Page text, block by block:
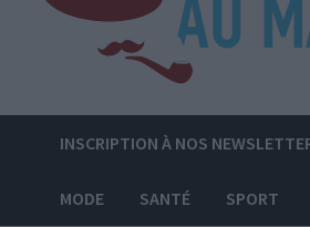
INSCRIPTION À NOS
MODE SANTÉ SPORT